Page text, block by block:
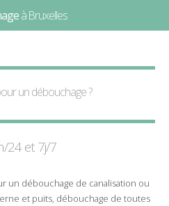
undébouchage?
24 et 7j/7
un débouchage de canalisation ou
et puits, débouchage de toutes
à Bruxelles